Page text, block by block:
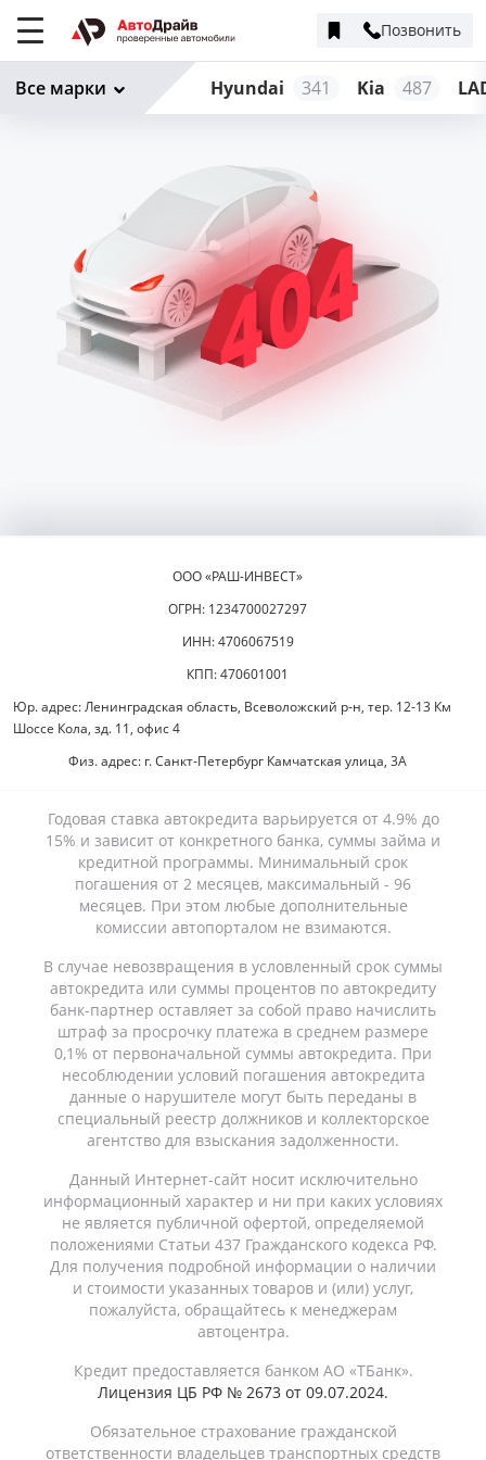
Позвонить
Hyundai 341 Kia 487
Все марки
ООО «РАШ-ИНВЕСТ»
ОГРН: 1234700027297
ИНН: 4706067519
КПП: 470601001
Юр. адрес: Ленинградская область, Всеволожский р-н, тер. 12-13 Км
Шоссе Кола, зд. 11, офис 4
Физ. адрес: г. Санкт-Петербург Камчатская улица, 3А
Годовая ставка автокредита варьируется от 4.9% до
15% и зависит от конкретного банка, суммы займа и
кредитной программы. Минимальный срок
погашения от 2 месяцев, максимальный - 96
месяцев. При этом любые дополнительные
комиссии автопорталом не взимаются.
В случае невозвращения в условленный срок суммы
автокредита или суммы процентов по автокредиту
банк-партнер оставляет за собой право начислить
штраф за просрочку платежа в среднем размере
0,1% от первоначальной суммы автокредита. При
несоблюдении условий погашения автокредита
данные о нарушителе могут быть переданы в
специальный реестр должников и коллекторское
агентство для взыскания задолженности.
Данный Интернет-сайт носит исключительно
информационный характер и ни при каких условиях
не является публичной офертой, определяемой
положениями Статьи 437 Гражданского кодекса РФ.
Для получения подробной информации о наличии
и стоимости указанных товаров и (или) услуг,
пожалуйста, обращайтесь к менеджерам
автоцентра.
Кредит предоставляется банком АО «ТБанк».
Лицензия ЦБ РФ № 2673 от 09.07.2024.
Обязательное страхование гражданской
ответственности владельцев транспортных средств